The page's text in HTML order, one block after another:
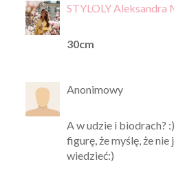
STYLOLY Aleksandra
30cm
Anonimowy
A w udzie i biodrach?
figurę, że myślę, że nie
wiedzieć:)